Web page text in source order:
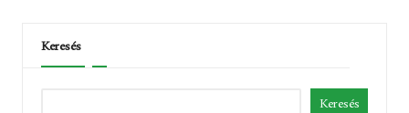
Keresés
Keresés